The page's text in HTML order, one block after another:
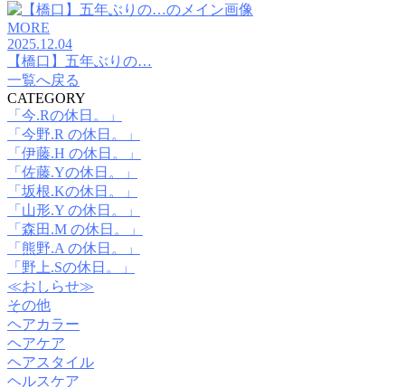
MORE
2025.12.04
【橋口】五年ぶりの…
一覧へ戻る
CATEGORY
「今.Rの休日。」
「今野.R の休日。」
「伊藤.H の休日。」
「佐藤.Yの休日。」
「坂根.Kの休日。」
「山形.Y の休日。」
「森田.M の休日。」
「熊野.A の休日。」
「野上.Sの休日。」
≪おしらせ≫
その他
ヘアカラー
ヘアケア
ヘアスタイル
ヘルスケア